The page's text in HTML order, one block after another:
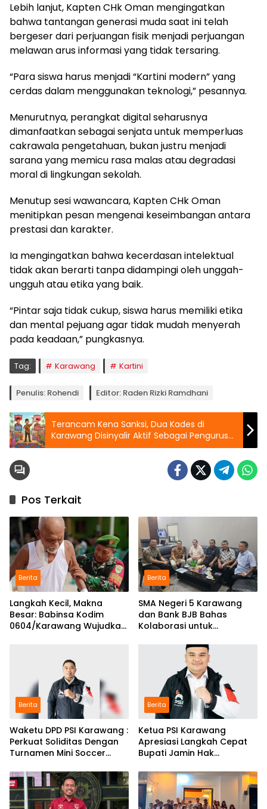
Lebih lanjut, Kapten CHk Oman mengingatkan
bahwa tantangan generasi muda saat ini telah
bergeser dari perjuangan fisik menjadi perjuangan
melawan arus informasi yang tidak tersaring.
“Para siswa harus menjadi “Kartini modern” yang
cerdas dalam menggunakan teknologi,” pesannya.
Menurutnya, perangkat digital seharusnya
dimanfaatkan sebagai senjata untuk memperluas
cakrawala pengetahuan, bukan justru menjadi
sarana yang memicu rasa malas atau degradasi
moral di lingkungan sekolah.
Menutup sesi wawancara, Kapten CHk Oman
menitipkan pesan mengenai keseimbangan antara
prestasi dan karakter.
Ia mengingatkan bahwa kecerdasan intelektual
tidak akan berarti tanpa didampingi oleh unggah-
ungguh atau etika yang baik.
“Pintar saja tidak cukup, siswa harus memiliki etika
dan mental pejuang agar tidak mudah menyerah
pada keadaan,” pungkasnya.
Tag: Karawang Kartini
Penulis: Rohendi Editor: Raden Rizki Ramdhani
Terancam Kena Sanksi, Dua Kades di
Karawang Disinyalir Aktif Sebagai Pengurus
PK Golkar
Pos Terkait
Berita
Langkah Kecil, Makna
Besar: Babinsa Kodim
0604/Karawang Wujudkan
Berita
SMA Negeri 5 Karawang
dan Bank BJB Bahas
Kolaborasi untuk
Pendidikan
Berita
Waketu DPD PSI Karawang :
Perkuat Soliditas Dengan
Turnamen Mini Soccer
Berita
Ketua PSI Karawang
Apresiasi Langkah Cepat
Bupati Jamin Hak